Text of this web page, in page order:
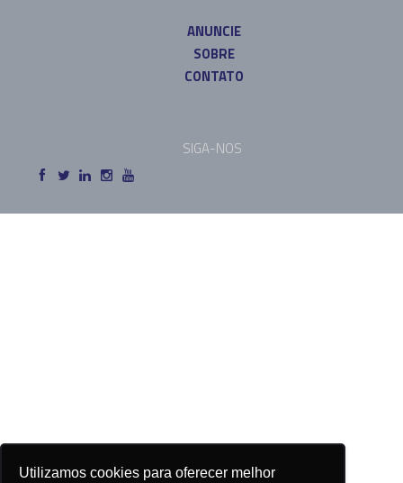
Utilizamos cookies para oferecer melhor
ANUNCIE
SOBRE
CONTATO
SIGA-NOS